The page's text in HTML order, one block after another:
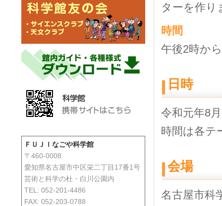
ターを作り
時間
午後2時か
日時
令和元年8
時間は各テ
会場
名古屋市科
ＦＵＪＩなごや科学館
〒460-0008
愛知県名古屋市中区栄二丁目17番1号
芸術と科学の杜・白川公園内
TEL: 052-201-4486
FAX: 052-203-0788